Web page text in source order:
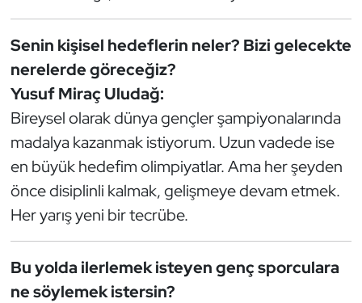
Senin kişisel hedeflerin neler? Bizi gelecekte
nerelerde göreceğiz?
Yusuf Miraç Uludağ:
Bireysel olarak dünya gençler şampiyonalarında
madalya kazanmak istiyorum. Uzun vadede ise
en büyük hedefim olimpiyatlar. Ama her şeyden
önce disiplinli kalmak, gelişmeye devam etmek.
Her yarış yeni bir tecrübe.
Bu yolda ilerlemek isteyen genç sporculara
ne söylemek istersin?